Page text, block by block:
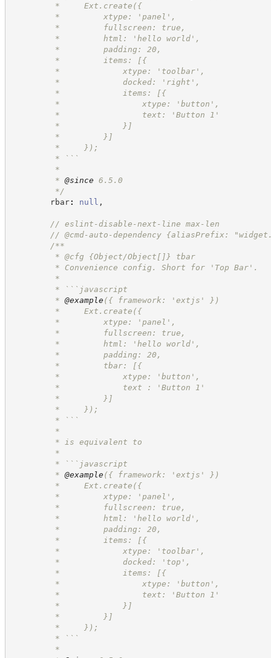
*     Ext.create({
*         xtype: 'panel',
*         fullscreen: true,
*         html: 'hello world',
*         padding: 20,
*         items: [{
*             xtype: 'toolbar',
*             docked: 'right',
*             items: [{
*                 xtype: 'button',
*                 text: 'Button 1'
*             }]
*         }]
*     });
* ```
*
* @since 6.5.0
*/
rbar: null ,
// eslint-disable-next-line max-len
// @cmd-auto-dependency {aliasPrefix:
/**
* @cfg {Object/Object[]} tbar
* Convenience config. Short for 'Top Bar'.
*
* ```javascript
* @example ({ framework: 'extjs' })
*     Ext.create({
*         xtype: 'panel',
*         fullscreen: true,
*         html: 'hello world',
*         padding: 20,
*         tbar: [{
*             xtype: 'button',
*             text : 'Button 1'
*         }]
*     });
* ```
*
* is equivalent to
*
* ```javascript
* @example ({ framework: 'extjs' })
*     Ext.create({
*         xtype: 'panel',
*         fullscreen: true,
*         html: 'hello world',
*         padding: 20,
*         items: [{
*             xtype: 'toolbar',
*             docked: 'top',
*             items: [{
*                 xtype: 'button',
*                 text: 'Button 1'
*             }]
*         }]
*     });
* ```
*